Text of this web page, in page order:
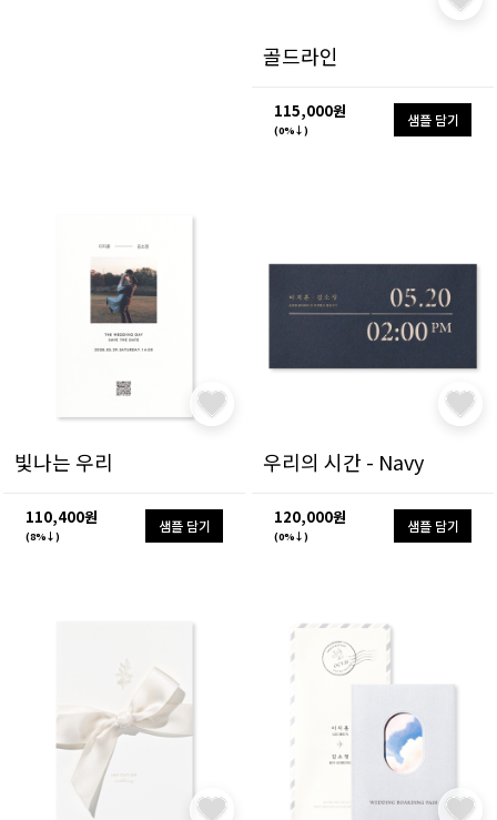
골드라인
115,000원
(0%↓)
샘플 담기
빛나는 우리
110,400원
(8%↓)
샘플 담기
우리의 시간 - Navy
120,000원
(0%↓)
샘플 담기